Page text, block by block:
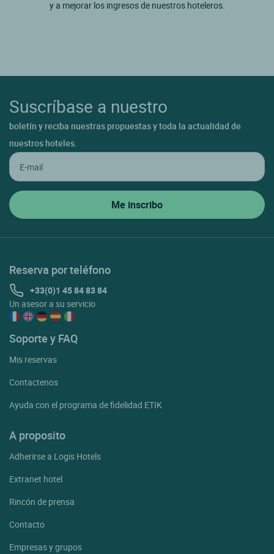
y a mejorar los ingresos de nuestros hoteleros.
Suscríbase a nuestro
boletín y reciba nuestras propuestas y toda la actualidad de
nuestros hoteles.
Reserva por teléfono
+33(0)1 45 84 83 84
Un asesor a su servicio
Soporte y FAQ
Mis reservas
Contactenos
Ayuda con el programa de fidelidad ETIK
A proposito
Adherirse a Logis Hotels
Extranet hotel
Rincón de prensa
Contacto
Empresas y grupos